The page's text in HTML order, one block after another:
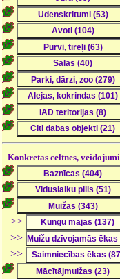
Konkrētas celtnes, veidojumi
>>
>>
>>